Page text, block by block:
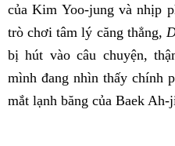
của Kim Yoo-jung và nhịp
trò chơi tâm lý căng thẳng,
bị hút vào câu chuyện,
mình đang nhìn thấy chính
mắt lạnh băng của Baek Ah-